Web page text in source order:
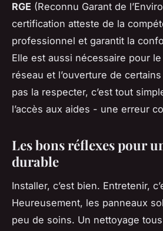
RGE (Reconnu Garant de
certification atteste de la
professionnel et garantit la
Elle est aussi nécessaire pour
réseau et l’ouverture de
pas la respecter, c’est tout
l’accès aux aides - une erreur
Les bons réflexes pour
durable
Installer, c’est bien. Entretenir,
Heureusement, les panneaux
peu de soins. Un nettoyage